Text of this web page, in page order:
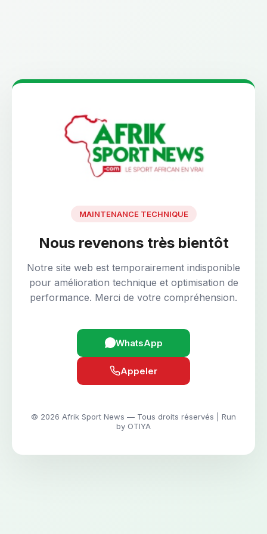
MAINTENANCE TECHNIQUE
Nous revenons très bientôt
Notre site web est temporairement indisponible
pour amélioration technique et optimisation de
performance. Merci de votre compréhension.
WhatsApp
Appeler
© 2026 Afrik Sport News — Tous droits réservés | Run
by OTIYA